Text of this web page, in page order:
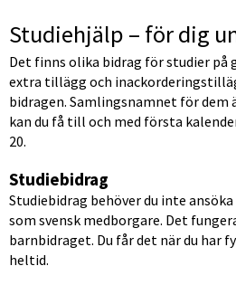
Studiehjälp – för dig
Det finns olika bidrag för studier på
extra tillägg och
bidragen. Samlingsnamnet för dem
kan du få till och med första
20.
Studiebidrag
Studiebidrag behöver du inte
som svensk medborgare. Det
barnbidraget. Du får det när du har
heltid.